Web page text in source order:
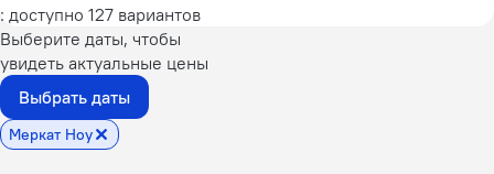
: доступно 127 вариантов
Выберите даты, чтобы
увидеть актуальные цены
Выбрать даты
Меркат Ноу